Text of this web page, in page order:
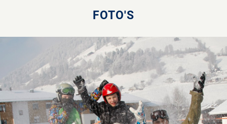
FOTO'S